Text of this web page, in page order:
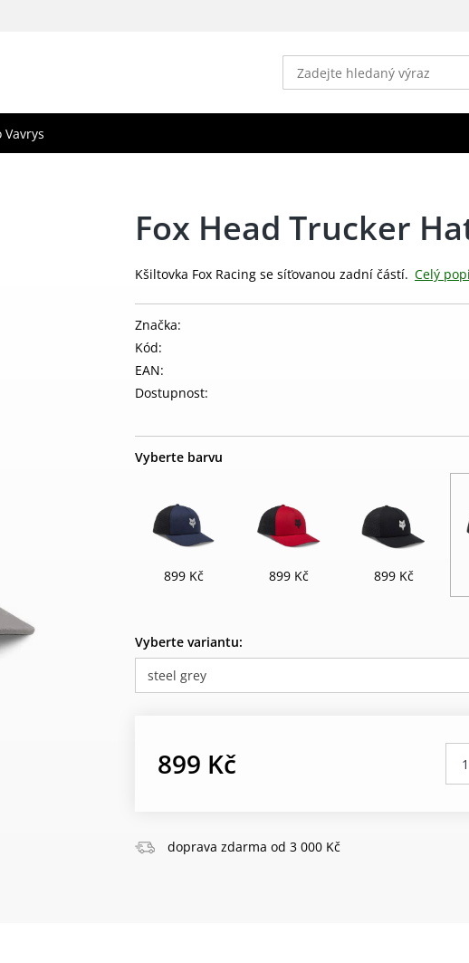
Vavrys
Fox Head Trucker
Kšiltovka Fox Racing se síťovanou zadní částí. Celý
Značka:
Kód:
EAN:
Dostupnost:
Vyberte barvu
899 Kč 899 Kč 899 Kč
Vyberte variantu:
steel grey
899 Kč
doprava zdarma od 3 000 Kč